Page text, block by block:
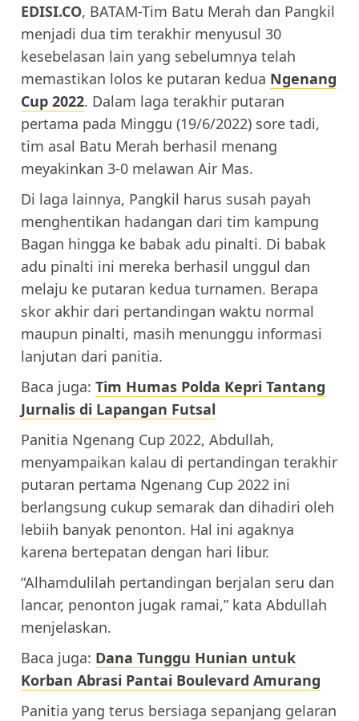
EDISI.CO, BATAM-Tim Batu Merah dan Pangkil
menjadi dua tim terakhir menyusul 30
kesebelasan lain yang sebelumnya telah
memastikan lolos ke putaran kedua Ngenang
Cup 2022. Dalam laga terakhir putaran
pertama pada Minggu (19/6/2022) sore tadi,
tim asal Batu Merah berhasil menang
meyakinkan 3-0 melawan Air Mas.
Di laga lainnya, Pangkil harus susah payah
menghentikan hadangan dari tim kampung
Bagan hingga ke babak adu pinalti. Di babak
adu pinalti ini mereka berhasil unggul dan
melaju ke putaran kedua turnamen. Berapa
skor akhir dari pertandingan waktu normal
maupun pinalti, masih menunggu informasi
lanjutan dari panitia.
Baca juga: Tim Humas Polda Kepri Tantang
Jurnalis di Lapangan Futsal
Panitia Ngenang Cup 2022, Abdullah,
menyampaikan kalau di pertandingan terakhir
putaran pertama Ngenang Cup 2022 ini
berlangsung cukup semarak dan dihadiri oleh
lebiih banyak penonton. Hal ini agaknya
karena bertepatan dengan hari libur.
“Alhamdulilah pertandingan berjalan seru dan
lancar, penonton jugak ramai,” kata Abdullah
menjelaskan.
Baca juga: Dana Tunggu Hunian untuk
Korban Abrasi Pantai Boulevard Amurang
Panitia yang terus bersiaga sepanjang gelaran